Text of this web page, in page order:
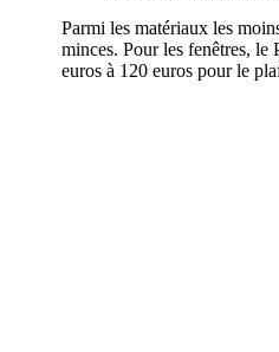
Parmi les matériaux les
minces. Pour les fenêtres,
euros à 120 euros pour le